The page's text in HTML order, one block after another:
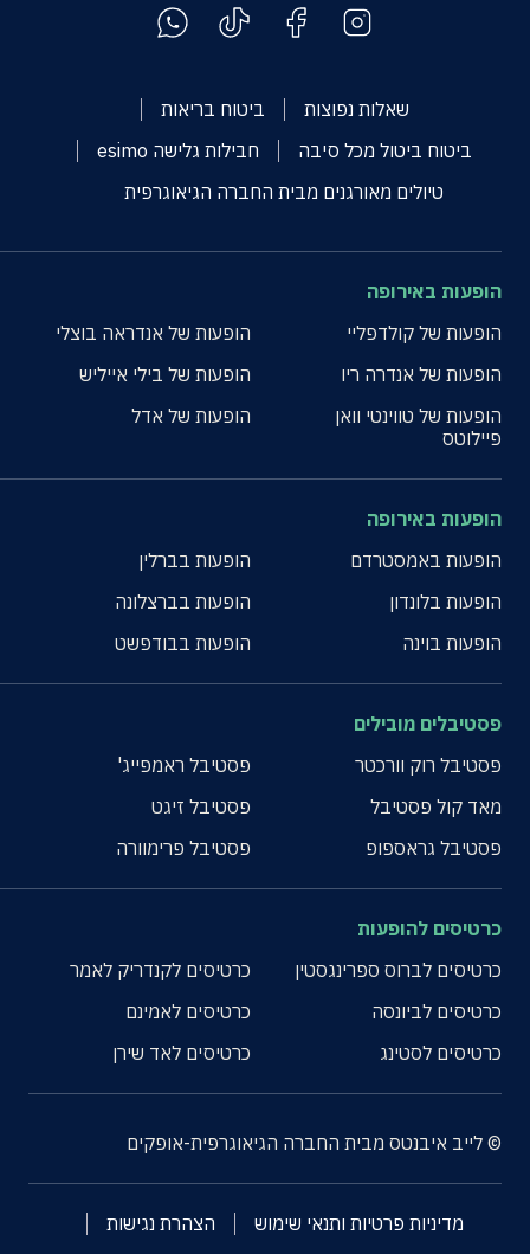
שאלות נפוצות
ביטוח בריאות
ביטוח ביטול מכל סיבה
חבילות גלישה esimo
טיולים מאורגנים מבית החברה הגיאוגרפית
הופעות באירופה
הופעות של קולדפליי
הופעות של אנדראה בוצלי
הופעות של אנדרה ריו
הופעות של בילי אייליש
הופעות של טווינטי וואן
פיילוטס
הופעות של אדל
הופעות באירופה
הופעות באמסטרדם
הופעות בברלין
הופעות בלונדון
הופעות בברצלונה
הופעות בוינה
הופעות בבודפשט
פסטיבלים מובילים
פסטיבל רוק וורכטר
פסטיבל ראמפייג'
מאד קול פסטיבל
פסטיבל זיגט
פסטיבל גראספופ
פסטיבל פרימוורה
כרטיסים להופעות
כרטיסים לברוס ספרינגסטין
כרטיסים לקנדריק לאמר
כרטיסים לביונסה
כרטיסים לאמינם
כרטיסים לסטינג
כרטיסים לאד שירן
© לייב איבנטס מבית החברה הגיאוגרפית-אופקים
מדיניות פרטיות ותנאי שימוש
הצהרת נגישות